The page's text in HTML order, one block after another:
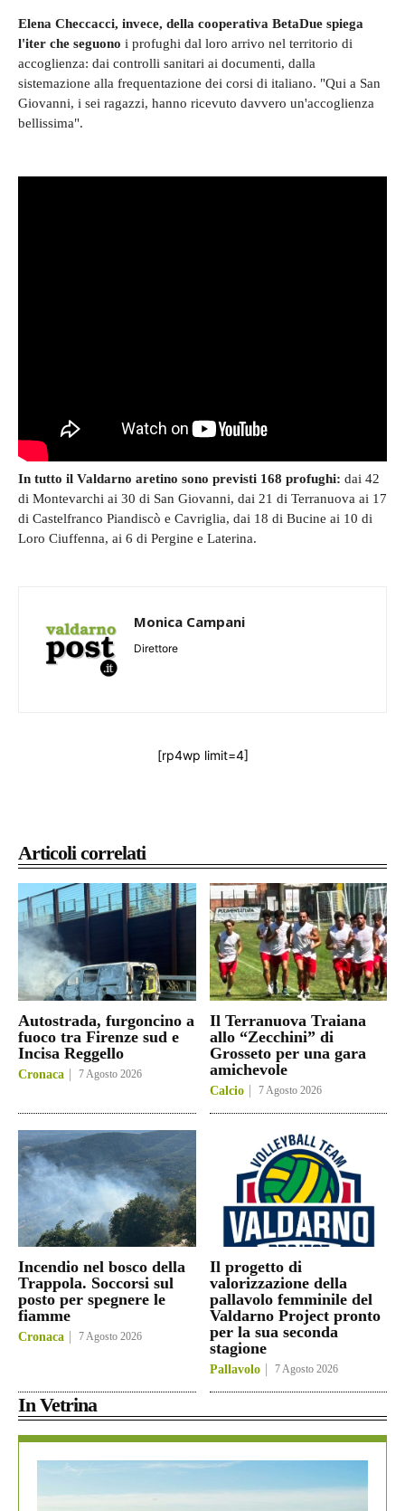
Articoli correlati
Autostrada, furgoncino a
fuoco tra Firenze sud e
Incisa Reggello
Cronaca 7 Agosto 2026
Il Terranuova Traiana
allo “Zecchini” di
Grosseto per una gara
amichevole
Calcio 7 Agosto 2026
Incendio nel bosco della
Trappola. Soccorsi sul
posto per spegnere le
fiamme
Cronaca 7 Agosto 2026
Il progetto di
valorizzazione della
pallavolo femminile del
Valdarno Project pronto
per la sua seconda
stagione
Pallavolo 7 Agosto 2026
In Vetrina
Elena Checcacci, invece, della cooperativa BetaDue spiega
l'iter che seguono i profughi dal loro arrivo nel territorio di
accoglienza: dai controlli sanitari ai documenti, dalla
sistemazione alla frequentazione dei corsi di italiano. "Qui a San
Giovanni, i sei ragazzi, hanno ricevuto davvero un'accoglienza
bellissima".
In tutto il Valdarno aretino sono previsti 168 profughi: dai 42
di Montevarchi ai 30 di San Giovanni, dai 21 di Terranuova ai 17
di Castelfranco Piandiscò e Cavriglia, dai 18 di Bucine ai 10 di
Loro Ciuffenna, ai 6 di Pergine e Laterina.
Monica Campani
Direttore
[rp4wp limit=4]